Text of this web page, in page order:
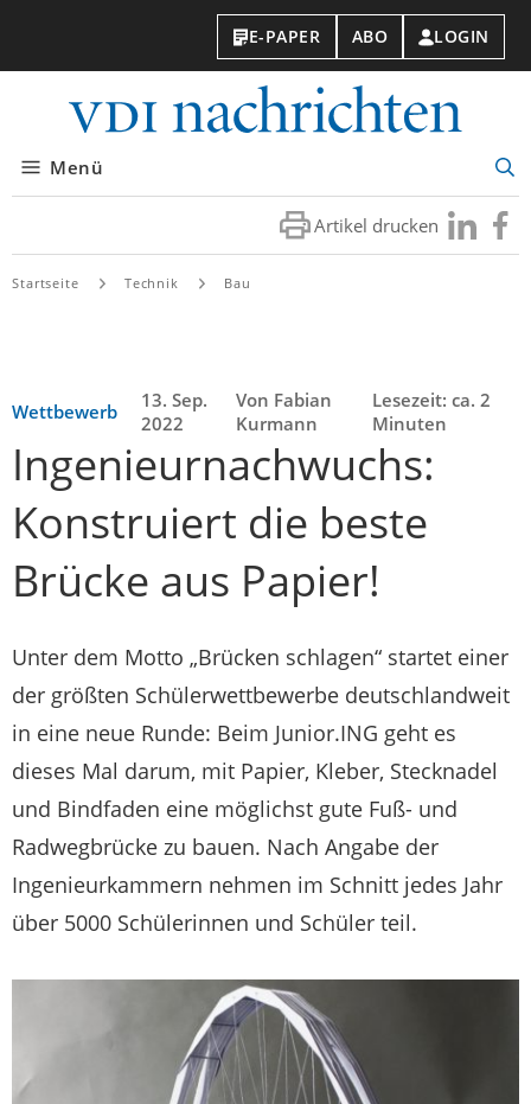
E-PAPER ABO LOGIN
Menü
Artikel drucken Besuchen
Sie
Sie
Startseite Technik Bau
Wettbewerb
13. Sep.
2022
Von Fabian
Kurmann
Lesezeit: ca. 2
Minuten
Ingenieurnachwuchs:
Konstruiert die beste
Brücke aus Papier!
Unter dem Motto „Brücken schlagen“ startet einer
der größten Schülerwettbewerbe deutschlandweit
in eine neue Runde: Beim Junior.ING geht es
dieses Mal darum, mit Papier, Kleber, Stecknadel
und Bindfaden eine möglichst gute Fuß- und
Radwegbrücke zu bauen. Nach Angabe der
Ingenieurkammern nehmen im Schnitt jedes Jahr
über 5000 Schülerinnen und Schüler teil.